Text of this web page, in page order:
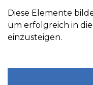
Diese Elemente
um erfolgreich in
einzusteigen.